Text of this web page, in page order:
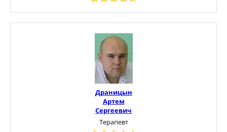
Драницын
Артем
Сергеевич
Терапевт